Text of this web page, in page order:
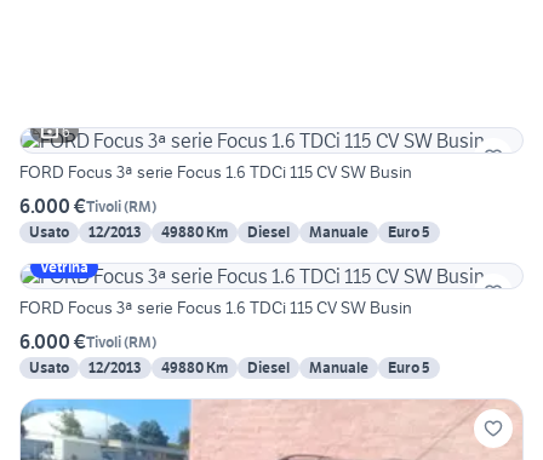
6
FORD Focus 3ª serie Focus 1.6 TDCi 115 CV SW Busin
6.000 €Tivoli(RM)
Usato
12/2013 49880 Km Diesel Manuale
Euro 5
Vetrina
FORD Focus 3ª serie Focus 1.6 TDCi 115 CV SW Busin
6.000 €Tivoli(RM)
Usato
12/2013 49880 Km Diesel Manuale Euro 5